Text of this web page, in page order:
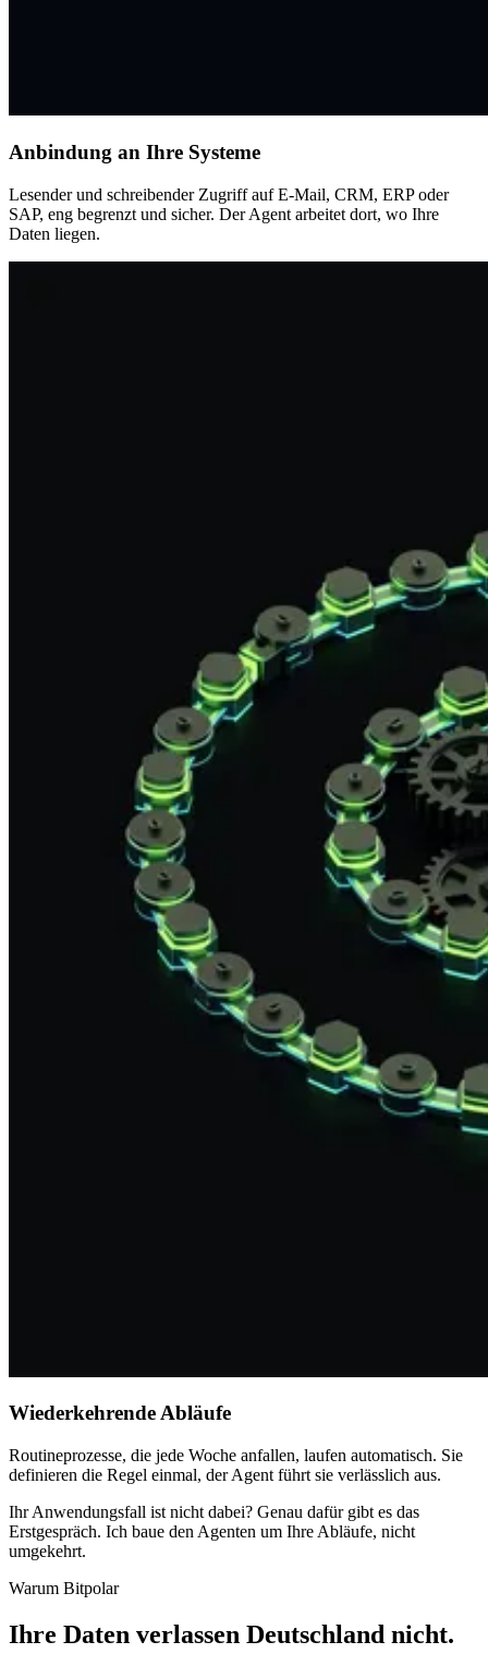
Anbindung an Ihre Systeme
Lesender und schreibender Zugriff auf E-Mail, CRM, ERP oder
SAP, eng begrenzt und sicher. Der Agent arbeitet dort, wo Ihre
Daten liegen.
Wiederkehrende Abläufe
Routineprozesse, die jede Woche anfallen, laufen automatisch. Sie
definieren die Regel einmal, der Agent führt sie verlässlich aus.
Ihr Anwendungsfall ist nicht dabei? Genau dafür gibt es das
Erstgespräch. Ich baue den Agenten um Ihre Abläufe, nicht
umgekehrt.
Warum Bitpolar
Ihre Daten verlassen Deutschland nicht.